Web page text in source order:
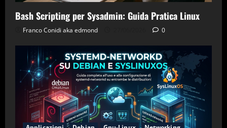
Bash Scripting per Sysadmin: Guida Pratica Linux
Franco Conidi aka edmond 0